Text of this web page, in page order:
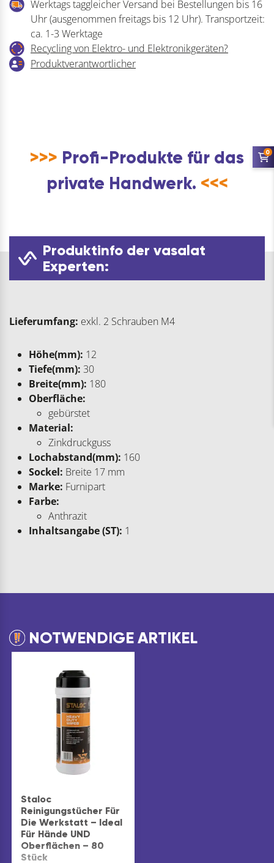
Werktags taggleicher Versand bei Bestellungen bis 16
Uhr (ausgenommen freitags bis 12 Uhr). Transportzeit:
ca. 1-3 Werktage
Recycling von Elektro- und Elektronikgeräten?
Produktverantwortlicher
>>> Profi-Produkte für das
private Handwerk. <<<
Produktinfo der vasalat
Experten:
Lieferumfang: exkl. 2 Schrauben M4
Höhe(mm): 12
Tiefe(mm): 30
Breite(mm): 180
Oberfläche:
gebürstet
Material:
Zinkdruckguss
Lochabstand(mm): 160
Sockel: Breite 17 mm
Marke: Furnipart
Farbe:
Anthrazit
Inhaltsangabe (ST): 1
NOTWENDIGE ARTIKEL
Staloc
Reinigungstücher Für
Die Werkstatt – Ideal
Für Hände UND
Oberflächen – 80
Stück
0